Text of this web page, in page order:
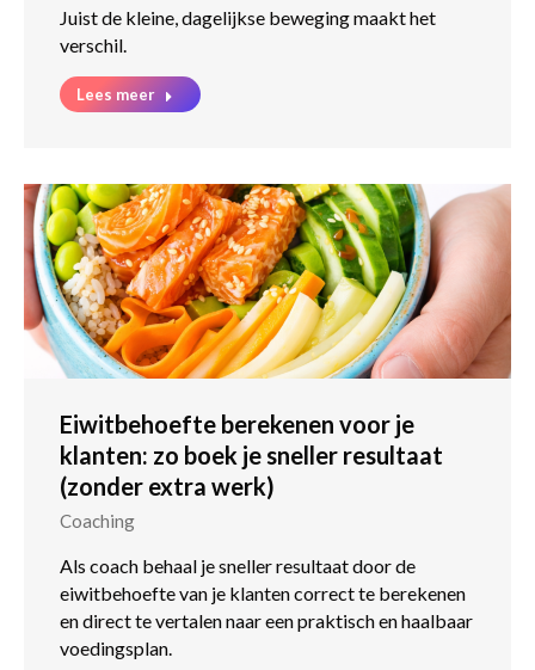
Juist de kleine, dagelijkse beweging maakt het
verschil.
Lees meer
Eiwitbehoefte berekenen voor je
klanten: zo boek je sneller resultaat
(zonder extra werk)
Coaching
Als coach behaal je sneller resultaat door de
eiwitbehoefte van je klanten correct te berekenen
en direct te vertalen naar een praktisch en haalbaar
voedingsplan.